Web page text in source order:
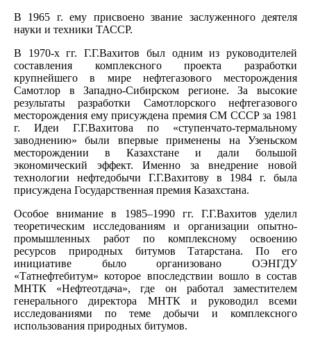
В 1965 г. ему присвоено звание заслуженного деятеля
науки и техники ТАССР.
В 1970-х гг. Г.Г.Вахитов был одним из руководителей
составления комплексного проекта разработки
крупнейшего в мире нефтегазового месторождения
Самотлор в Западно-Сибирском регионе. За высокие
результаты разработки Самотлорского нефтегазового
месторождения ему присуждена премия СМ СССР за 1981
г. Идеи Г.Г.Вахитова по «ступенчато-термальному
заводнению» были впервые применены на Узеньском
месторождении в Казахстане и дали большой
экономический эффект. Именно за внедрение новой
технологии нефтедобычи Г.Г.Вахитову в 1984 г. была
присуждена Государственная премия Казахстана.
Особое внимание в 1985–1990 гг. Г.Г.Вахитов уделил
теоретическим исследованиям и организации опытно-
промышленных работ по комплексному освоению
ресурсов природных битумов Татарстана. По его
инициативе было организовано ОЭНГДУ
«Татнефтебитум» которое впоследствии вошло в состав
МНТК «Нефтеотдача», где он работал заместителем
генерального директора МНТК и руководил всеми
исследованиями по теме добычи и комплексного
использования природных битумов.